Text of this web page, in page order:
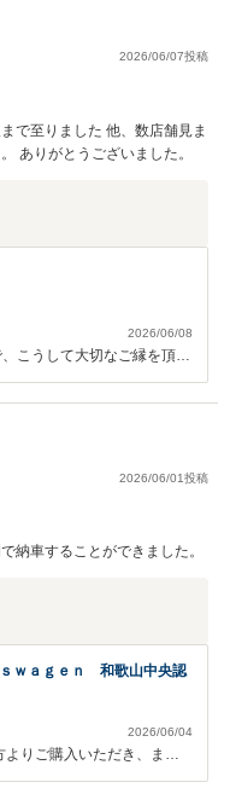
つ
嬉しく思います！ また
とうございました。 引
をお任せください！ 今後
2026/06/07投稿
で至りました 他、数店舗見ま
ありがとうございました。
2026/06/08
こうして大切なご縁を頂き
タムされるイメージまで
も楽しみです。 お車は大
にしてお待ちくださいま
2026/06/01投稿
納車することができました。
ｗａｇｅｎ 和歌山中央認
2026/06/04
よりご購入いただき、また
とうございます。 迅速な